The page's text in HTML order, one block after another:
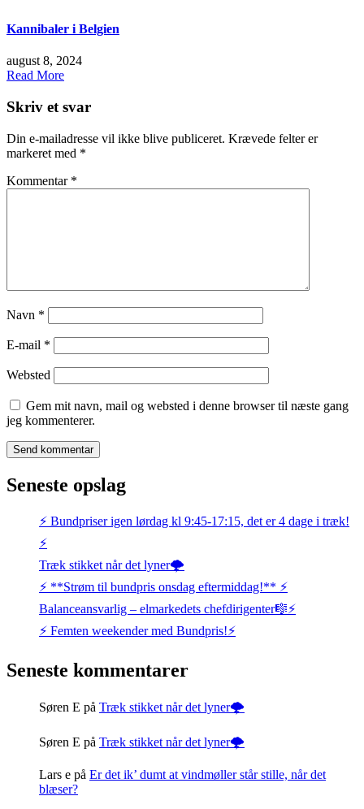
Kannibaler i Belgien
august 8, 2024
Read More
Skriv et svar
Din e-mailadresse vil ikke blive publiceret. Krævede felter er
markeret med *
Kommentar *
Navn *
E-mail *
Websted
Gem mit navn, mail og websted i denne browser til næste gang
jeg kommenterer.
Seneste opslag
⚡️ Bundpriser igen lørdag kl 9:45-17:15, det er 4 dage i træk!
⚡️
Træk stikket når det lyner🌩️
⚡️ **Strøm til bundpris onsdag eftermiddag!** ⚡️
Balanceansvarlig – elmarkedets chefdirigenter🎼⚡
⚡️ Femten weekender med Bundpris!⚡️
Seneste kommentarer
Søren E på Træk stikket når det lyner🌩️
Søren E på Træk stikket når det lyner🌩️
Lars e på Er det ik’ dumt at vindmøller står stille, når det
blæser?